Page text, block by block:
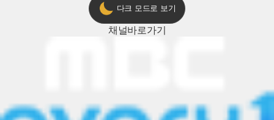
다크 모드로 보기
채널바로가기